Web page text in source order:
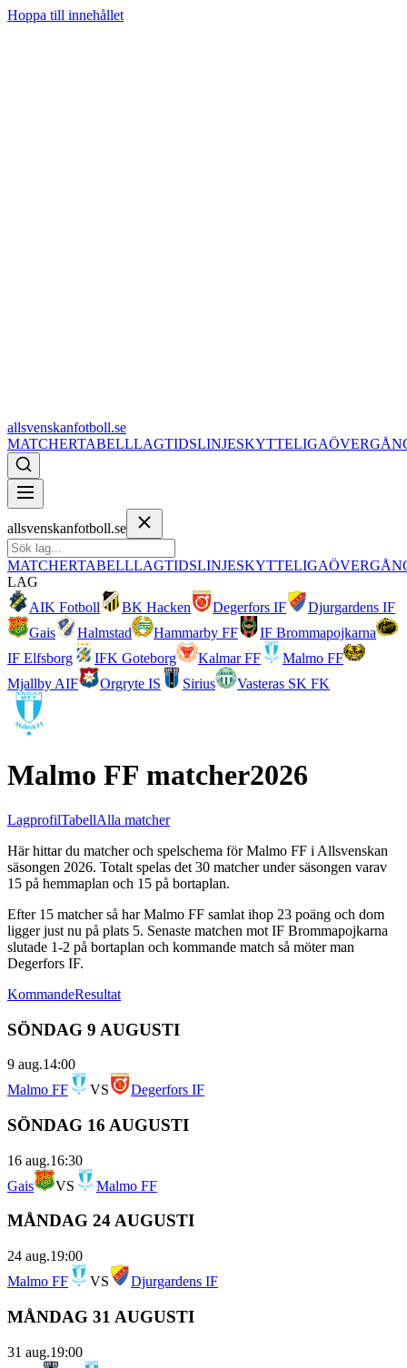
Hoppa till innehållet
allsvenskanfotboll.se
MATCHERTABELLLAGTIDSLINJESKYTTELIGA
allsvenskanfotboll.se
MATCHERTABELLLAGTIDSLINJESKYTTELIGA
LAG
AIK Fotboll
BK Hacken Degerfors IF
Djurgardens IF
Gais
Halmstad Hammarby FF
IF Brommapojkarna
IF Elfsborg
IFK Goteborg Kalmar FF
Malmo FF
Mjallby AIF
Orgryte IS Sirius Vasteras SK FK
Malmo FF matcher2026
LagprofilTabellAlla matcher
Här hittar du matcher och spelschema förMalmo FF i Allsvenskan
säsongen 2026. Totalt spelas det 30 matcher under säsongen varav
15 på hemmaplan och 15 på bortaplan.
Efter 15 matcher så harMalmo FF samlat ihop 23 poäng och dom
ligger just nu på plats 5. Senaste matchen mot IF Brommapojkarna
slutade 1-2 på bortaplan och kommande match så möter man
Degerfors IF.
KommandeResultat
SÖNDAG 9 AUGUSTI
9 aug.14:00
Malmo FF
VS Degerfors IF
SÖNDAG 16 AUGUSTI
16 aug.16:30
Gais
VS Malmo FF
MÅNDAG 24 AUGUSTI
24 aug.19:00
Malmo FF
VS Djurgardens IF
MÅNDAG 31 AUGUSTI
31 aug.19:00